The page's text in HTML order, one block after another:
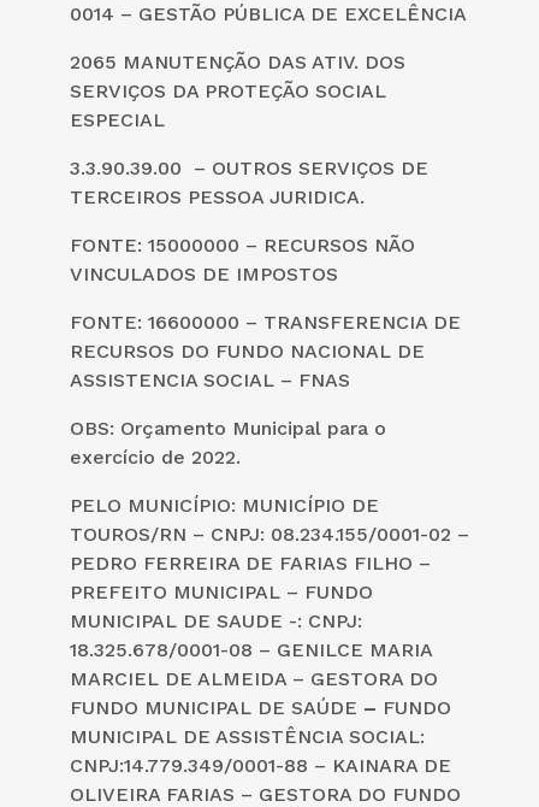
0014 – GESTÃO PÚBLICA DE EXCELÊNCIA
2065 MANUTENÇÃO DAS ATIV. DOS
SERVIÇOS DA PROTEÇÃO SOCIAL
ESPECIAL
3.3.90.39.00 – OUTROS SERVIÇOS DE
TERCEIROS PESSOA JURIDICA.
FONTE: 15000000 – RECURSOS NÃO
VINCULADOS DE IMPOSTOS
FONTE: 16600000 – TRANSFERENCIA DE
RECURSOS DO FUNDO NACIONAL DE
ASSISTENCIA SOCIAL – FNAS
OBS: Orçamento Municipal para o
exercício de 2022.
PELO MUNICÍPIO: MUNICÍPIO DE
TOUROS/RN – CNPJ: 08.234.155/0001-02 –
PEDRO FERREIRA DE FARIAS FILHO –
PREFEITO MUNICIPAL – FUNDO
MUNICIPAL DE SAUDE -: CNPJ:
18.325.678/0001-08 – GENILCE MARIA
MARCIEL DE ALMEIDA – GESTORA DO
FUNDO MUNICIPAL DE SAÚDE – FUNDO
MUNICIPAL DE ASSISTÊNCIA SOCIAL:
CNPJ:14.779.349/0001-88 – KAINARA DE
OLIVEIRA FARIAS – GESTORA DO FUNDO